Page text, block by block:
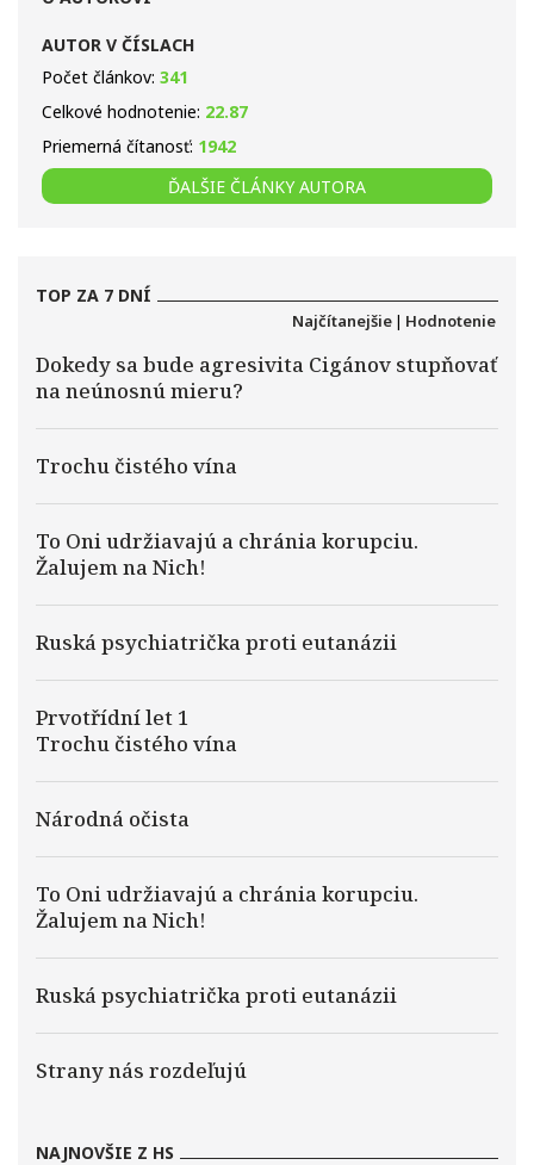
AUTOR V ČÍSLACH
Počet článkov: 341
Celkové hodnotenie: 22.87
Priemerná čítanosť: 1942
ĎALŠIE ČLÁNKY AUTORA
TOP ZA 7 DNÍ
Najčítanejšie | Hodnotenie
Dokedy sa bude agresivita Cigánov stupňovať
na neúnosnú mieru?
Trochu čistého vína
To Oni udržiavajú a chránia korupciu.
Žalujem na Nich!
Ruská psychiatrička proti eutanázii
Prvotřídní let 1
Trochu čistého vína
Národná očista
To Oni udržiavajú a chránia korupciu.
Žalujem na Nich!
Ruská psychiatrička proti eutanázii
Strany nás rozdeľujú
NAJNOVŠIE Z HS